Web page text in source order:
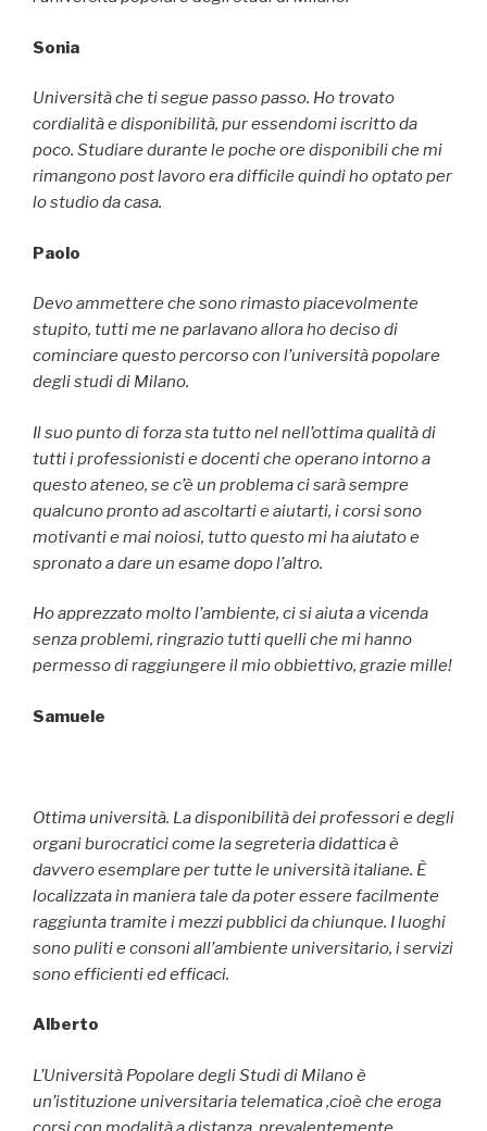
Sonia
Università che ti segue passo passo. Ho trovato
cordialità e disponibilità, pur essendomi iscritto da
poco. Studiare durante le poche ore disponibili che mi
rimangono post lavoro era difficile quindi ho optato per
lo studio da casa.
Paolo
Devo ammettere che sono rimasto piacevolmente
stupito, tutti me ne parlavano allora ho deciso di
cominciare questo percorso con l’università popolare
degli studi di Milano.
Il suo punto di forza sta tutto nel nell’ottima qualità di
tutti i professionisti e docenti che operano intorno a
questo ateneo, se c’è un problema ci sarà sempre
qualcuno pronto ad ascoltarti e aiutarti, i corsi sono
motivanti e mai noiosi, tutto questo mi ha aiutato e
spronato a dare un esame dopo l’altro.
Ho apprezzato molto l’ambiente, ci si aiuta a vicenda
senza problemi, ringrazio tutti quelli che mi hanno
permesso di raggiungere il mio obbiettivo, grazie mille!
Samuele
Ottima università. La disponibilità dei professori e degli
organi burocratici come la segreteria didattica è
davvero esemplare per tutte le università italiane. È
localizzata in maniera tale da poter essere facilmente
raggiunta tramite i mezzi pubblici da chiunque. I luoghi
sono puliti e consoni all’ambiente universitario, i servizi
sono efficienti ed efficaci.
Alberto
L’Università Popolare degli Studi di Milano è
un’istituzione universitaria telematica ,cioè che eroga